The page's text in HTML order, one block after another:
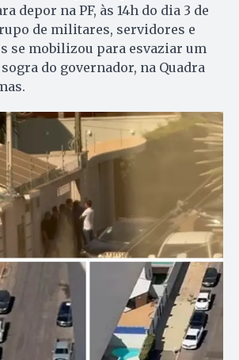
depor na PF, às 14h do dia 3 de
de militares, servidores e
se mobilizou para esvaziar um
do governador, na Quadra